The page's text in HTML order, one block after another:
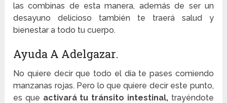
las combinas de esta manera, además de ser un
desayuno delicioso también te traerá salud y
bienestar a todo tu cuerpo.
Ayuda A Adelgazar.
No quiere decir que todo el día te pases comiendo
manzanas rojas. Pero lo que quiere decir este punto,
es que activará tu tránsito intestinal, trayéndote